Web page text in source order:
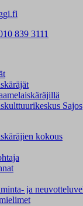
839 3111
Sajos
kokous
ja